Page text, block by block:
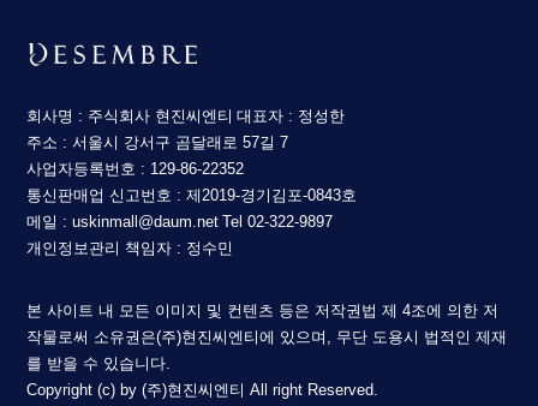
회사명 : 주식회사 현진씨엔티 대표자 : 정성한
주소 : 서울시 강서구 곰달래로 57길 7
사업자등록번호 : 129-86-22352
통신판매업 신고번호 : 제2019-경기김포-0843호
메일 : uskinmall@daum.net Tel 02-322-9897
개인정보관리 책임자 : 정수민
본 사이트 내 모든 이미지 및 컨텐츠 등은 저작권법 제 4조에 의한 저
작물로써 소유권은(주)현진씨엔티에 있으며, 무단 도용시 법적인 제재
를 받을 수 있습니다.
Copyright (c) by (주)현진씨엔티 All right Reserved.